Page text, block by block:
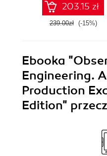
203.15 zł
239.00zł (-15%)
Ebooka
Engineering.
Production
Edition"